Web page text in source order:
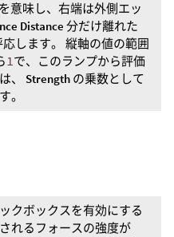
意味し、右端は外側エッ
Distance 分だけ離れた
します。 縦軸の値の範囲
1で、このランプから評価
、 Strength の乗数として
。
クボックスを有効にする
れるフォースの強度が